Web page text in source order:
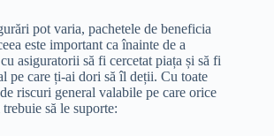
pot varia, pachetele de beneficia
este important ca înainte de a
asiguratorii să fi cercetat piața și să fi
pe care ți-ai dori să îl deții. Cu toate
riscuri general valabile pe care orice
să le suporte: